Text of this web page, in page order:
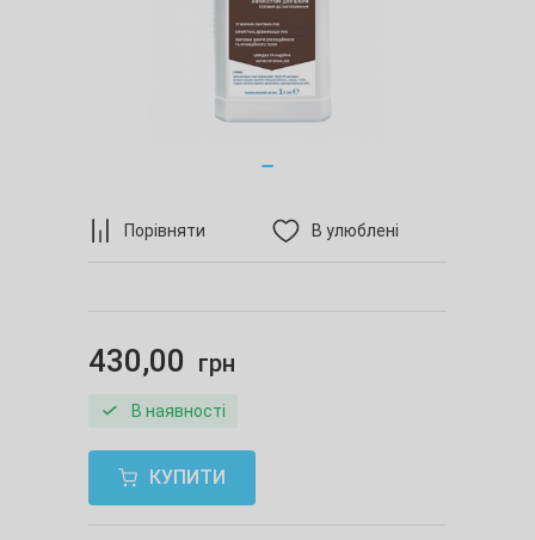
Порівняти В улюблені
430,00 грн
В наявності
КУПИТИ